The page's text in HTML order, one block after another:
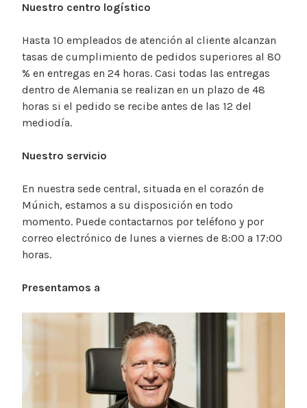
Nuestro centro logístico
Hasta 10 empleados de atención al cliente alcanzan
tasas de cumplimiento de pedidos superiores al 80
% en entregas en 24 horas. Casi todas las entregas
dentro de Alemania se realizan en un plazo de 48
horas si el pedido se recibe antes de las 12 del
mediodía.
Nuestro servicio
En nuestra sede central, situada en el corazón de
Múnich, estamos a su disposición en todo
momento. Puede contactarnos por teléfono y por
correo electrónico de lunes a viernes de 8:00 a 17:00
horas.
Presentamos a